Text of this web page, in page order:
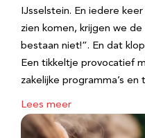
IJsselstein. En iedere
zien komen, krijgen we
bestaan niet!”. En dat
Een tikkeltje provocatief
zakelijke programma’s
Lees meer